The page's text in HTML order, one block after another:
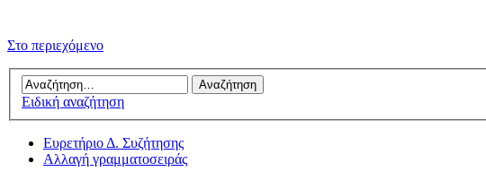
Στο περιεχόμενο
Ειδική αναζήτηση
Ευρετήριο Δ. Συζήτησης
Αλλαγή γραμματοσειράς